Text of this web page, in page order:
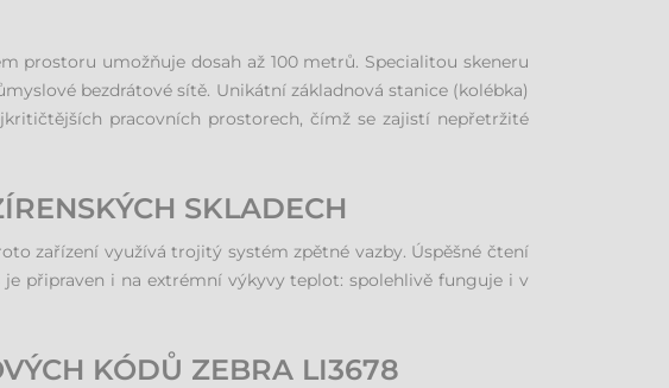
prostoru umožňuje dosah až 100 metrů. Specialitou skeneru
bezdrátové sítě. Unikátní základnová stanice (kolébka)
pracovních prostorech, čímž se zajistí nepřetržité
SKLADECH
zařízení využívá trojitý systém zpětné vazby. Úspěšné čtení
připraven i na extrémní výkyvy teplot: spolehlivě funguje i v
KÓDŮ ZEBRA LI3678